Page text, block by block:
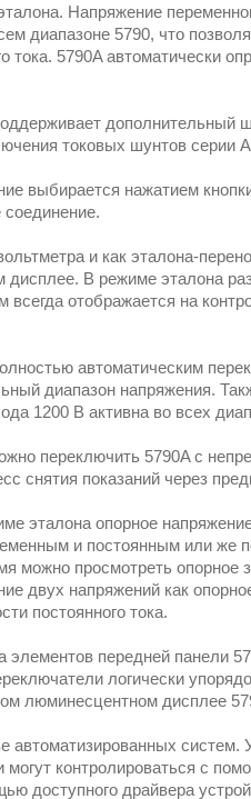
Напряжение
диапазоне 5790, что
тока. 5790A автоматически
дополнительный
токовых шунтов серии
выбирается нажатием
и как эталона-
дисплее. В режиме эталона
отображается на
автоматическим
диапазон напряжения.
1200 В активна во всех
переключить 5790A с
снятия показаний через
эталона опорное
и постоянным или же
можно просмотреть опорное
двух напряжений как
постоянного тока.
элементов передней панели
логически
люминесцентном дисплее
автоматизированных
могут контролироваться с
доступного драйвера